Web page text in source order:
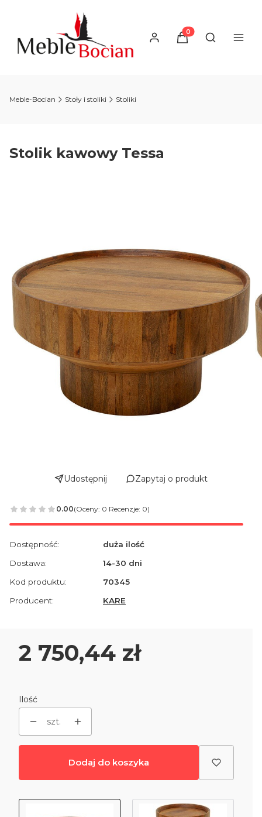
Produkty w
Otwórz
Meble-Bocian Stoły i stoliki Stoliki
Stolik kawowy Tessa
Udostępnij Zapytaj o produkt
0.00(Oceny: 0 Recenzje: 0)
Dostępność:
duża ilość
Dostawa:
14-30 dni
Kod produktu:
70345
Producent:
KARE
Cena
2 750,44 zł
Ilość
szt.
Dodaj do koszyka